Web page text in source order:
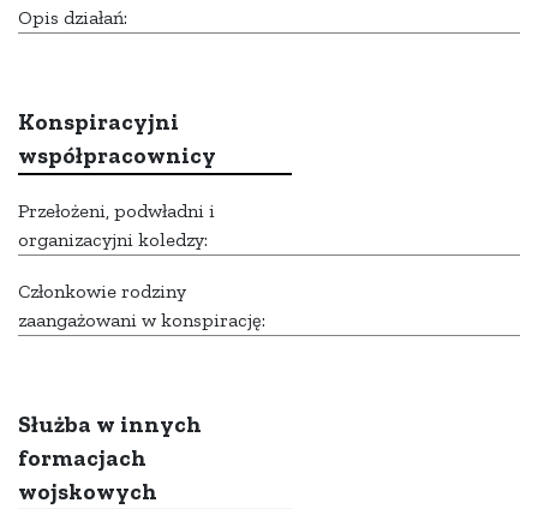
Opis działań:
Konspiracyjni
współpracownicy
Przełożeni, podwładni i
organizacyjni koledzy:
Członkowie rodziny
zaangażowani w konspirację:
Służba w innych
formacjach
wojskowych